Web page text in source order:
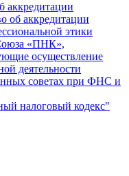
аккредитации
об аккредитации
этики
«ПНК»,
осуществление
деятельности
советах при ФНС и
налоговый кодекс"